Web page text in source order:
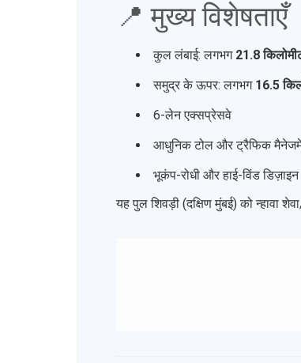
📍 मुख्य विशेषताएँ
कुल लंबाई: लगभग 21.8
समुद्र के ऊपर: लगभग 16.5
6-लेन एक्सप्रेसवे
आधुनिक टोल और ट्रैफिक
भूकंप-रोधी और हाई-विंड डिज़ाइन
यह पुल शिवड़ी (दक्षिण मुंबई) को न्हावा